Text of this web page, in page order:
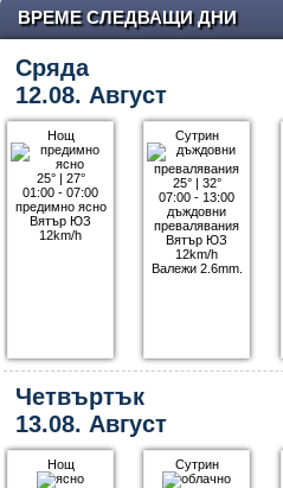
ВРЕМЕ СЛЕДВАЩИ ДНИ
Сряда
12.08. Август
Нощ
25°| 27°
01:00 - 07:00
предимно ясно
Вятър ЮЗ
12km/h
Сутрин
25°| 32°
07:00 - 13:00
дъждовни
превалявания
Вятър ЮЗ
12km/h
Валежи 2.6mm.
Четвъртък
13.08. Август
Нощ Сутрин